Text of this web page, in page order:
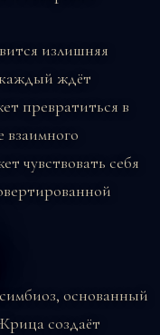
излишняя
каждый ждёт
превратиться в
взаимного
чувствовать себя
основанный
создаёт